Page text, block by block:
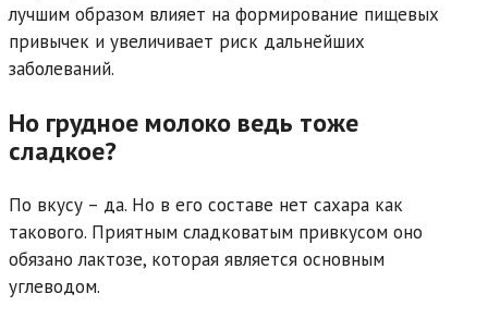
лучшим образом влияет на формирование пищевых
привычек и увеличивает риск дальнейших
заболеваний.
Но грудное молоко ведь тоже
сладкое?
По вкусу – да. Но в его составе нет сахара как
такового. Приятным сладковатым привкусом оно
обязано лактозе, которая является основным
углеводом.